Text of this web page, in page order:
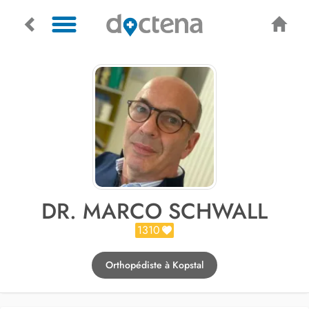
DR. MARCO SCHWALL
1310
Orthopédiste à Kopstal